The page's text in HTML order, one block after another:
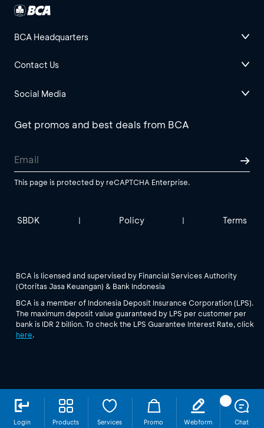
Login Products Services Promo
Webform
Chat
BCA Headquarters
Contact Us
Social Media
Get promos and best deals from BCA
This page is protected by reCAPTCHA Enterprise.
SBDK | Policy | Terms
BCA is licensed and supervised by Financial Services Authority
(Otoritas Jasa Keuangan) & Bank Indonesia
BCA is a member of Indonesia Deposit Insurance Corporation (LPS).
The maximum deposit value guaranteed by LPS per customer per
bank is IDR 2 billion. To check the LPS Guarantee Interest Rate, click
here.